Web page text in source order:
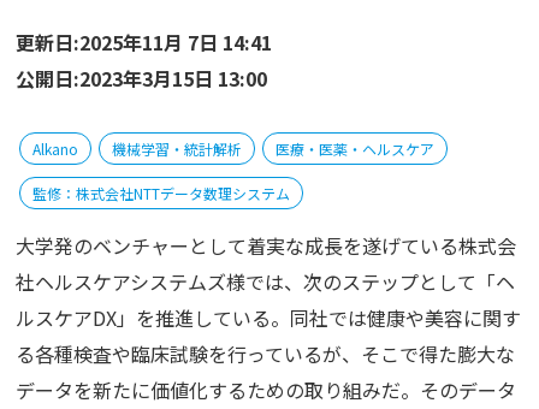
更新日:2025年11月 7日 14:41
公開日:2023年3月15日 13:00
Alkano 機械学習・統計解析 医療・医薬・ヘルスケア
監修：株式会社NTTデータ数理システム
大学発のベンチャーとして着実な成長を遂げている株式会
社ヘルスケアシステムズ様では、次のステップとして「ヘ
ルスケアDX」を推進している。同社では健康や美容に関す
る各種検査や臨床試験を行っているが、そこで得た膨大な
データを新たに価値化するための取り組みだ。そのデータ